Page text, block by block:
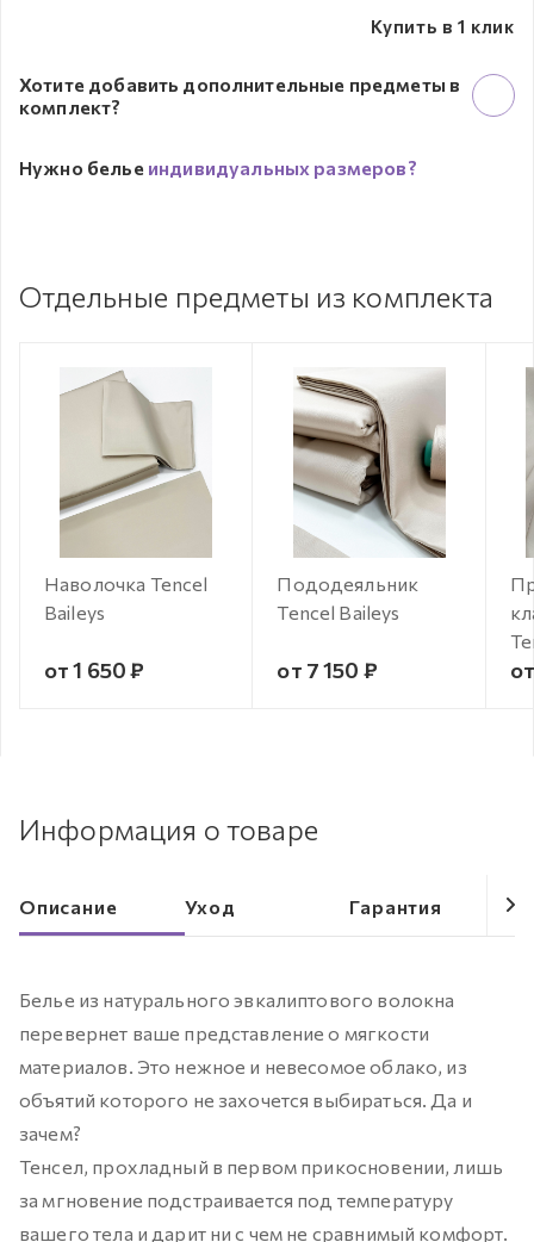
Купить в 1 клик
Хотите добавить дополнительные предметы в
комплект?
Нужно белье индивидуальных размеров?
Отдельные предметы из комплекта
Наволочка Tencel
Baileys
от 1 650 ₽
Пододеяльник
Tencel Baileys
от 7 150 ₽
Информация о товаре
Описание Уход Гарантия
Белье из натурального эвкалиптового волокна
перевернет ваше представление о мягкости
материалов. Это нежное и невесомое облако, из
объятий которого не захочется выбираться. Да и
зачем?
Тенсел, прохладный в первом прикосновении, лишь
за мгновение подстраивается под температуру
вашего тела и дарит ни с чем не сравнимый комфорт.